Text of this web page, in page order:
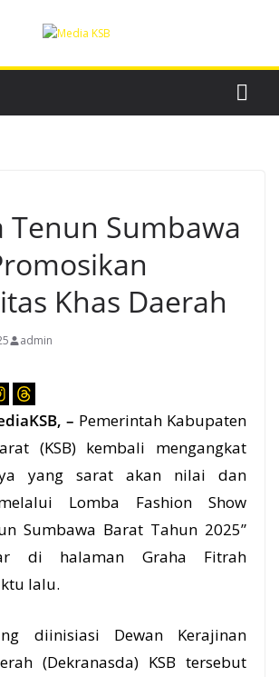
Tenun Sumbawa
Khas Daerah
admin
– Pemerintah Kabupaten
(KSB) kembali mengangkat
yang sarat akan nilai dan
Lomba Fashion Show
Sumbawa Barat Tahun 2025”
di halaman Graha Fitrah
lalu.
diinisiasi Dewan Kerajinan
(Dekranasda) KSB tersebut